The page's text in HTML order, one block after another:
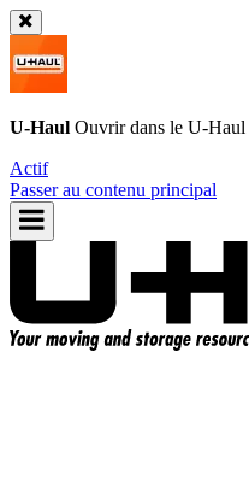
U-Haul Ouvrir dans le U-Haul
Actif
Passer au contenu principal